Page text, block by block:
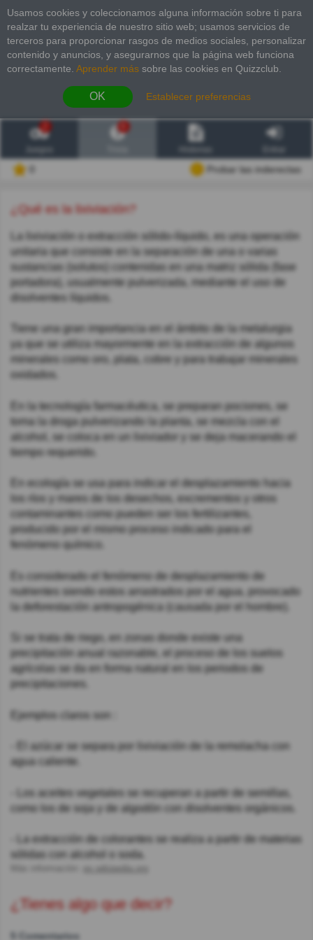
Usamos cookies y coleccionamos alguna información sobre ti para
realzar tu experiencia de nuestro sitio web; usamos servicios de
terceros para proporcionar rasgos de medios sociales, personalizar
contenido y anuncios, y asegurarnos que la página web funciona
correctamente. Aprender más sobre las cookies en Quizzclub.
OK Establecer preferencias
2
Probar las inderectas
¿Qué es la lixiviación?
La lixiviación o extracción sólido-líquido, es una operación
unitaria que consiste en la separación de una o varias
sustancias (solutos) contenidas en una matriz sólida (fase
portadora), usualmente pulverizada, mediante el uso de
disolventes líquidos.
Tiene una gran importancia en el ámbito de la metalurgia
ya que se utiliza mayormente en la extracción de algunos
minerales como oro, plata, cobre y para trabajar minerales
oxidados.
En la tecnología farmacéutica, se preparan pociones, se
toma la droga pulverizando la planta, se mezcla con el
alcohol, se coloca en un lixiviador y se deja macerando el
tiempo requerido.
En ecología se usa para indicar el desplazamiento hacia
los ríos y mares de los desechos, excrementos y otros
contaminantes como pueden ser los fertilizantes,
producido por el mismo proceso indicado para el
fenómeno químico.
Es considerado el fenómeno de desplazamiento de
nutrientes siendo estos arrastrados por el agua, provocado
la deforestación antropogénica (causada por el hombre).
Si se trata de riego, en zonas donde existe una
precipitación anual razonable, el proceso de los suelos
agrícolas se da en forma natural en los periodos de
precipitaciones.
Ejemplos claros son :
- El azúcar se separa por lixiviación de la remolacha con
agua caliente.
- Los aceites vegetales se recuperan a partir de semillas,
como los de soja y de algodón con disolventes orgánicos.
- La extracción de colorantes se realiza a partir de materias
sólidas con alcohol o soda.
¿Tienes algo que decir?
5 Comentarios